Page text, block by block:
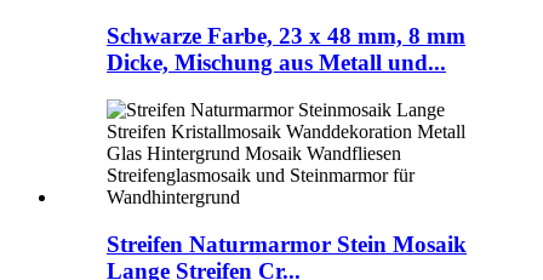
Schwarze Farbe, 23 x 48 mm, 8 mm
Dicke, Mischung aus Metall und...
Streifen Naturmarmor Stein Mosaik
Lange Streifen Cr...